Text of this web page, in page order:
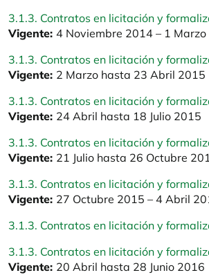
3.1.3. Contratos en licitación y
Vigente: 4 Noviembre 2014 – 1
3.1.3. Contratos en licitación y
Vigente: 2 Marzo hasta 23 Abril 2015
3.1.3. Contratos en licitación y
Vigente: 24 Abril hasta 18 Julio 2015
3.1.3. Contratos en licitación y
Vigente: 21 Julio hasta 26 Octubre
3.1.3. Contratos en licitación y
Vigente: 27 Octubre 2015 – 4 Abril
3.1.3. Contratos en licitación y
3.1.3. Contratos en licitación y
Vigente: 20 Abril hasta 28 Junio 2016